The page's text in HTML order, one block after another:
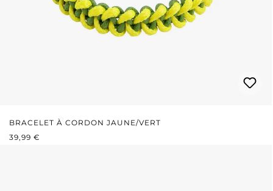
BRACELET À CORDON JAUNE/VERT
PRIX RÉGULIER :
39,99 €